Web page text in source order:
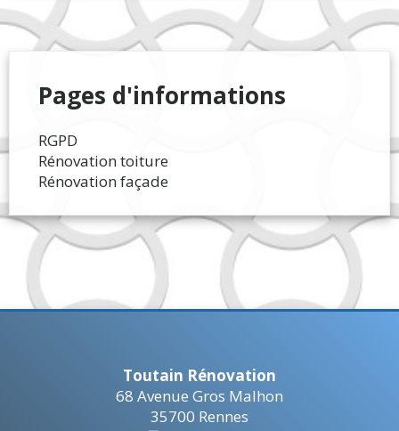
Pages d'informations
RGPD
Rénovation toiture
Rénovation façade
Toutain Rénovation
68 Avenue Gros Malhon
35700 Rennes